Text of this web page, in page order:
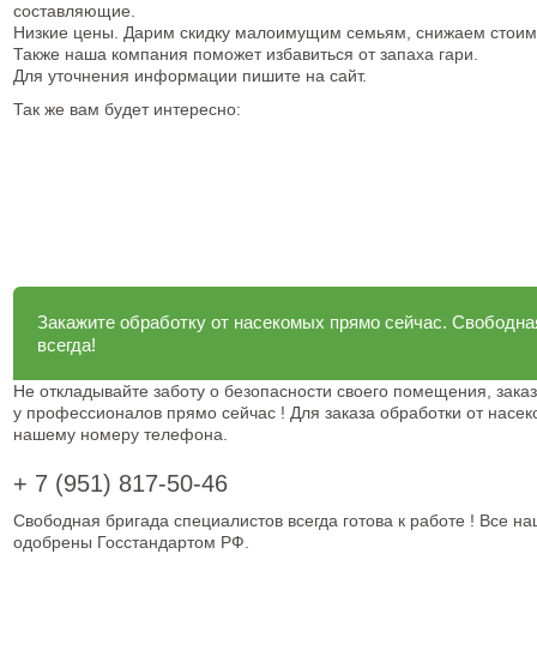
составляющие.
Низкие цены. Дарим скидку малоимущим семьям, снижаем
Также наша компания поможет избавиться от запаха гари.
Для уточнения информации пишите на сайт.
Так же вам будет интересно:
Закажите обработку от насекомых прямо сейчас.
всегда!
Не откладывайте заботу о безопасности своего помещения,
у профессионалов прямо сейчас ! Для заказа обработки от
нашему номеру телефона.
+ 7 (951) 817-50-46
Свободная бригада специалистов всегда готова к работе ! Все
одобрены Госстандартом РФ.